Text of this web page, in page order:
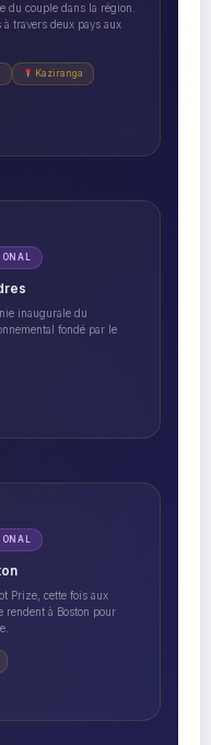
du couple dans la région.
travers deux pays aux
Kaziranga
inaugurale du
fondé par le
Prize, cette fois aux
rendent à Boston pour